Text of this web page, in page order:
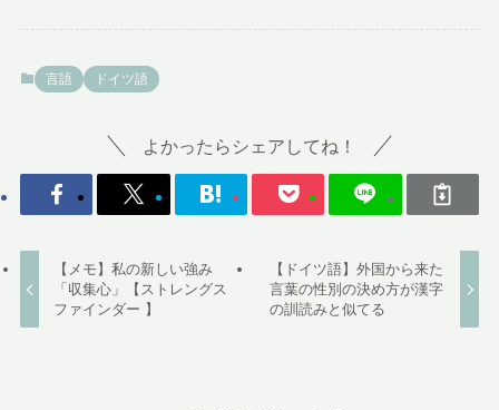
言語 ドイツ語
よかったらシェアしてね！
【メモ】私の新しい強み
「収集心」【ストレングス
ファインダー 】
【ドイツ語】外国から来た
言葉の性別の決め方が漢字
の訓読みと似てる